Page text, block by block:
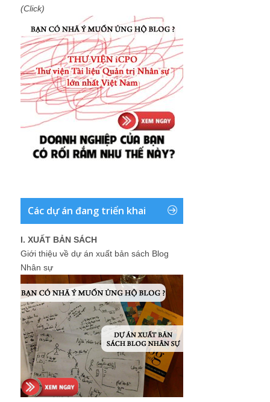
(Click)
Các dự án đang triển khai
I. XUẤT BẢN SÁCH
Giới thiệu về dự án xuất bản sách Blog
Nhân sự